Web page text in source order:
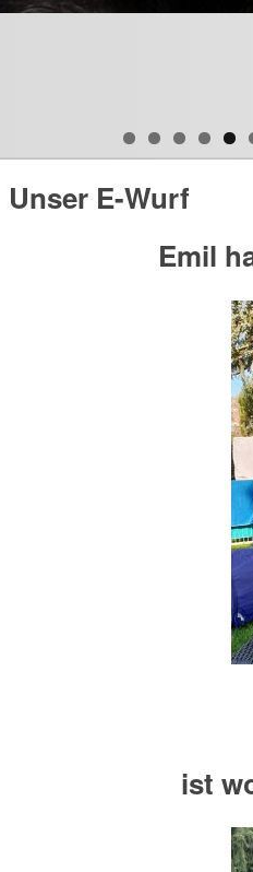
Unser E-Wurf
Emil
ist